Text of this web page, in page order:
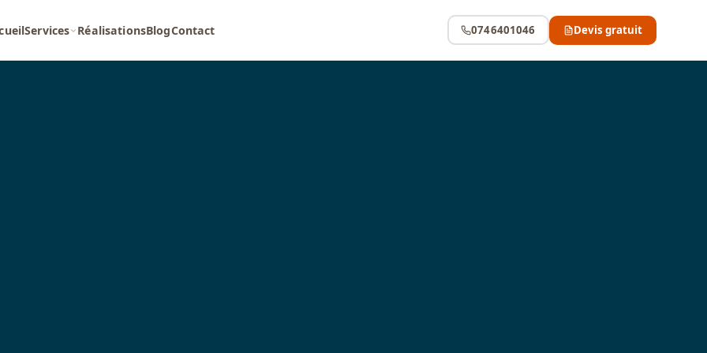
Services RéalisationsBlogContact 0746401046 Devis gratuit